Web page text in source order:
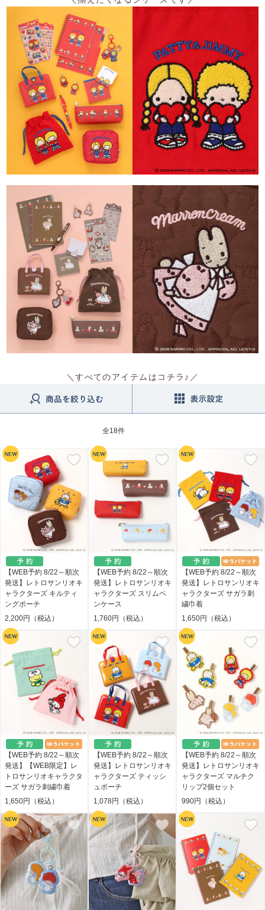
＼すべてのアイテムはコチラ♪／
全18件
【WEB予約 8/22～順次
発送】レトロサンリオキ
ャラクターズ キルティ
ングポーチ
2,200円（税込）
【WEB予約 8/22～順次
発送】レトロサンリオキ
ャラクターズ スリムペ
ンケース
1,760円（税込）
【WEB予約 8/22～順次
発送】レトロサンリオキ
ャラクターズ サガラ刺
繍巾着
1,650円（税込）
【WEB予約 8/22～順次
発送】【WEB限定】レ
トロサンリオキャラクタ
ーズ サガラ刺繍巾着
1,650円（税込）
【WEB予約 8/22～順次
発送】レトロサンリオキ
ャラクターズ ティッシ
ュポーチ
1,078円（税込）
【WEB予約 8/22～順次
発送】レトロサンリオキ
ャラクターズ マルチク
リップ2個セット
990円（税込）